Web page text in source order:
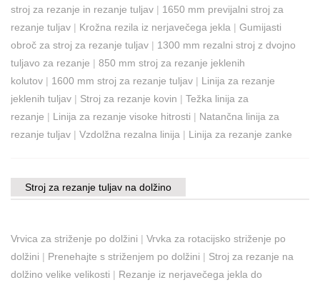
stroj za rezanje in rezanje tuljav | 1650 mm previjalni stroj za
rezanje tuljav | Krožna rezila iz nerjavečega jekla | Gumijasti
obroč za stroj za rezanje tuljav | 1300 mm rezalni stroj z dvojno
tuljavo za rezanje | 850 mm stroj za rezanje jeklenih
kolutov | 1600 mm stroj za rezanje tuljav | Linija za rezanje
jeklenih tuljav | Stroj za rezanje kovin | Težka linija za
rezanje | Linija za rezanje visoke hitrosti | Natančna linija za
rezanje tuljav | Vzdolžna rezalna linija | Linija za rezanje zanke
Stroj za rezanje tuljav na dolžino
Vrvica za striženje po dolžini | Vrvka za rotacijsko striženje po
dolžini | Prenehajte s striženjem po dolžini | Stroj za rezanje na
dolžino velike velikosti | Rezanje iz nerjavečega jekla do